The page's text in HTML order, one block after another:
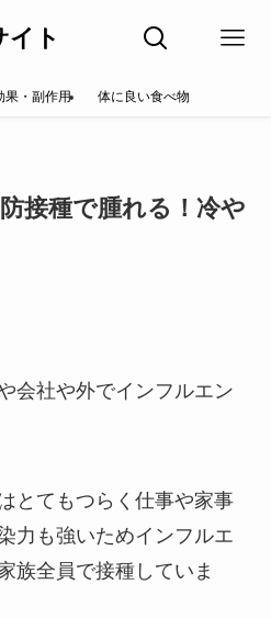
イト
果・副作用 体に良い食べ物
接種で腫れる！冷や
会社や外でインフルエン
とてもつらく仕事や家事
力も強いためインフルエ
族全員で接種していま